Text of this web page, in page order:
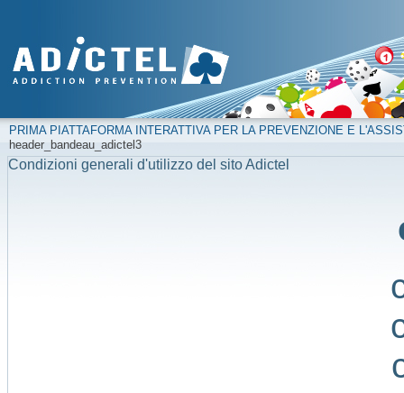
PRIMA PIATTAFORMA INTERATTIVA PER LA PREVENZIONE E
header_bandeau_adictel3
Condizioni generali d'utilizzo del sito Adictel